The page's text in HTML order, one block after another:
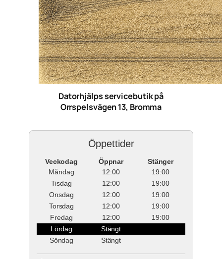
Datorhjälps servicebutik på
Orrspelsvägen 13, Bromma
Öppettider
Veckodag Öppnar
Stänger
Måndag
12:00
19:00
Tisdag
12:00
19:00
Onsdag
12:00
19:00
Torsdag
12:00
19:00
Fredag
12:00
19:00
Lördag
Stängt
Söndag
Stängt